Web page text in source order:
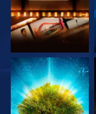
VERKEN DE SERIE